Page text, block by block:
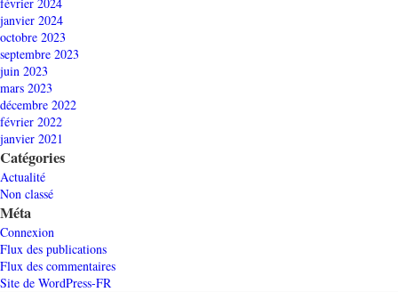
janvier 2024
octobre 2023
septembre 2023
juin 2023
mars 2023
décembre 2022
février 2022
janvier 2021
Catégories
Actualité
Non classé
Méta
Connexion
Flux des publications
Flux des commentaires
Site de WordPress-FR